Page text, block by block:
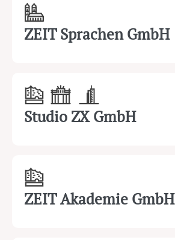
ZEIT Sprachen GmbH
Studio ZX GmbH
ZEIT Akademie GmbH